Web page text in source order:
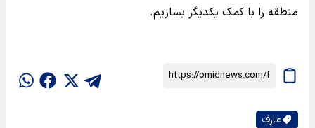
منطقه را با کمک یکدیگر بسازیم.
عارف